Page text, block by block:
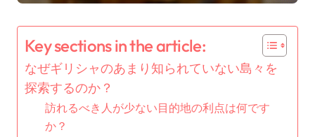
Key sections in the article:
なぜギリシャのあまり知られていない島々を
探索するのか？
訪れるべき人が少ない目的地の利点は何です
か？